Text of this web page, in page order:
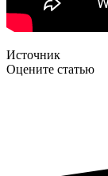
Источник
Оцените статью